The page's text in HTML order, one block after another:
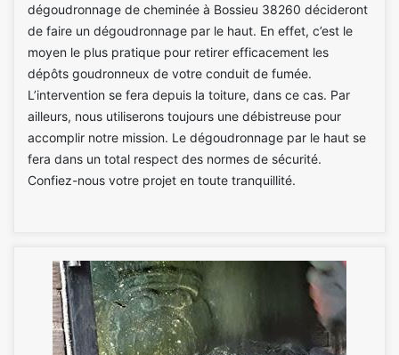
dégoudronnage de cheminée à Bossieu 38260 décideront
de faire un dégoudronnage par le haut. En effet, c’est le
moyen le plus pratique pour retirer efficacement les
dépôts goudronneux de votre conduit de fumée.
L’intervention se fera depuis la toiture, dans ce cas. Par
ailleurs, nous utiliserons toujours une débistreuse pour
accomplir notre mission. Le dégoudronnage par le haut se
fera dans un total respect des normes de sécurité.
Confiez-nous votre projet en toute tranquillité.